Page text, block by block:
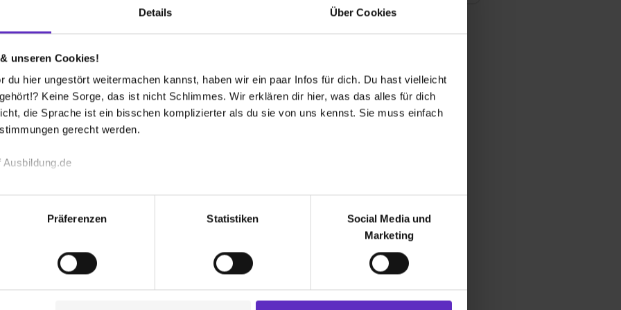
Details Über Cookies
unseren Cookies!
du hier ungestört weitermachen kannst, haben wir ein paar Infos für dich. Du hast vielleicht
Keine Sorge, das ist nicht Schlimmes. Wir erklären dir hier, was das alles für dich
die Sprache ist ein bisschen komplizierter als du sie von uns kennst. Sie muss einfach
gerecht werden.
Funktion unserer Webseite („Notwendig“), um von dir bei Benutzung der
zu speichern ( „Präferenzen“), die Zugriffe auf unsere Webseite zu analysieren
zu deiner Verwendung unserer Website an unsere Partner für soziale Medien, Werbung
möglicherweise mit weiteren Daten zusammen, die du ihnen bereitgestellt hast oder die
Präferenzen Statistiken
Social Media und
Marketing
💬
🙌
bist nicht nur eine Nummer
💸✨